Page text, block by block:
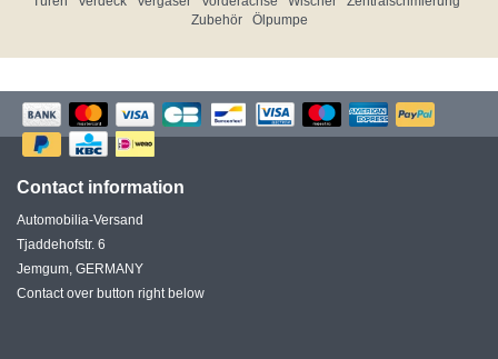
Zubehör
Ölpumpe
Contact information
Automobilia-Versand
Tjaddehofstr. 6
Jemgum, GERMANY
Contact over button right below